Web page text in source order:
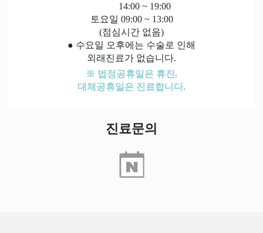
14:00 ~ 19:00
토요일 09:00 ~ 13:00
(점심시간 없음)
● 수요일 오후에는 수술로 인해
외래진료가 없습니다.
※ 법정공휴일은 휴진,
대체공휴일은 진료합니다.
진료문의